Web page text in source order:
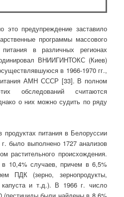
это предупреждение заставило
программы массового
в различных регионах
ВНИИГИНТОКС (Киев)
в 1966-1970 гг.,
АМН СССР [33]. В полном
обследований считаются
о них можно судить по ряду
питания в Белоруссии
было выполнено 1727 анализов
растительного происхождения.
10,4% случаев, причем в 6,5%
ПДК (зерно, зернопродукты,
и т.д.). В 1966 г. число